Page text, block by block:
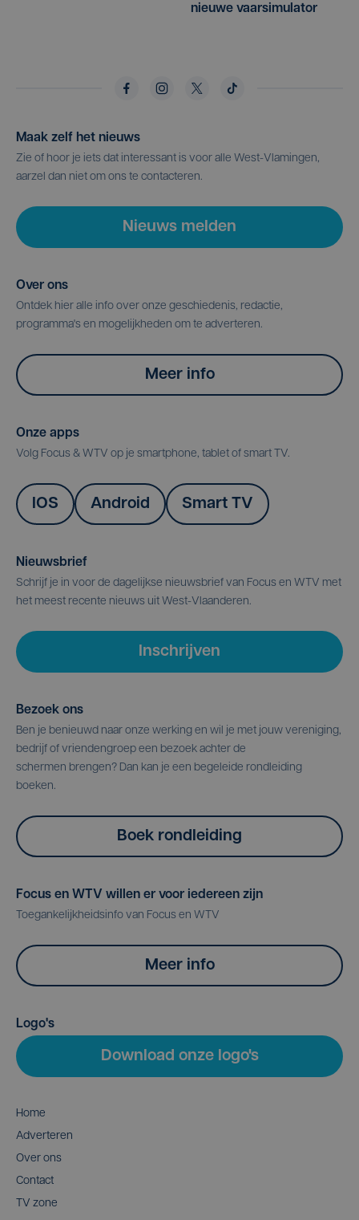
nieuwe vaarsimulator
Maak zelf het nieuws
Zie of hoor je iets dat interessant is voor alle West-Vlamingen,
aarzel dan niet om ons te contacteren.
Nieuws melden
Over ons
Ontdek hier alle info over onze geschiedenis, redactie,
programma's en mogelijkheden om te adverteren.
Meer info
Onze apps
Volg Focus & WTV op je smartphone, tablet of smart TV.
IOS Android Smart TV
Nieuwsbrief
Schrijf je in voor de dagelijkse nieuwsbrief van Focus en WTV met
het meest recente nieuws uit West-Vlaanderen.
Inschrijven
Bezoek ons
Ben je benieuwd naar onze werking en wil je met jouw vereniging,
bedrijf of vriendengroep een bezoek achter de
schermen brengen? Dan kan je een begeleide rondleiding
boeken.
Boek rondleiding
Focus en WTV willen er voor iedereen zijn
Toegankelijkheidsinfo van Focus en WTV
Meer info
Logo's
Download onze logo's
Home
Adverteren
Over ons
Contact
TV zone